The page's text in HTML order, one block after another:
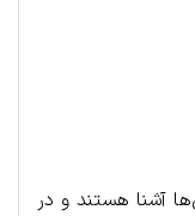
آشنا هستند و در